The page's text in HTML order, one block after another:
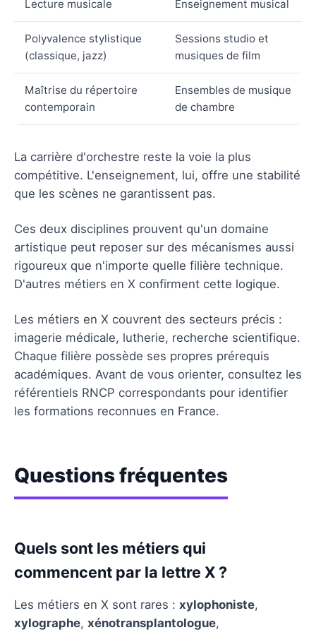
Lecture musicale Enseignement musical
Polyvalence stylistique
(classique, jazz)
Sessions studio et
musiques de film
Maîtrise du répertoire
contemporain
Ensembles de musique
de chambre
La carrière d'orchestre reste la voie la plus
compétitive. L'enseignement, lui, offre une stabilité
que les scènes ne garantissent pas.
Ces deux disciplines prouvent qu'un domaine
artistique peut reposer sur des mécanismes aussi
rigoureux que n'importe quelle filière technique.
D'autres métiers en X confirment cette logique.
Les métiers en X couvrent des secteurs précis :
imagerie médicale, lutherie, recherche scientifique.
Chaque filière possède ses propres prérequis
académiques. Avant de vous orienter, consultez les
référentiels RNCP correspondants pour identifier
les formations reconnues en France.
Questions fréquentes
Quels sont les métiers qui
commencent par la lettre X ?
Les métiers en X sont rares : xylophoniste,
xylographe, xénotransplantologue,